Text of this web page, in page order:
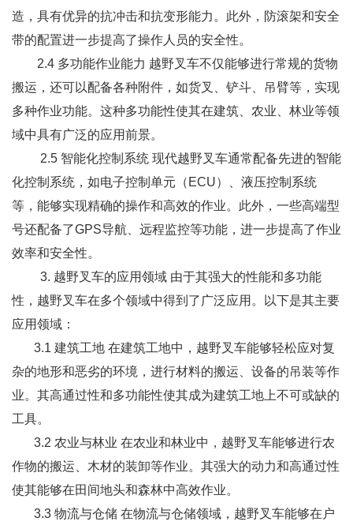
造，具有优异的抗冲击和抗变形能力。此外，防滚架和安全
带的配置进一步提高了操作人员的安全性。
2.4 多功能作业能力 越野叉车不仅能够进行常规的货物
搬运，还可以配备各种附件，如货叉、铲斗、吊臂等，实现
多种作业功能。这种多功能性使其在建筑、农业、林业等领
域中具有广泛的应用前景。
2.5 智能化控制系统 现代越野叉车通常配备先进的智能
化控制系统，如电子控制单元（ECU）、液压控制系统
等，能够实现精确的操作和高效的作业。此外，一些高端型
号还配备了GPS导航、远程监控等功能，进一步提高了作业
效率和安全性。
3. 越野叉车的应用领域 由于其强大的性能和多功能
性，越野叉车在多个领域中得到了广泛应用。以下是其主要
应用领域：
3.1 建筑工地 在建筑工地中，越野叉车能够轻松应对复
杂的地形和恶劣的环境，进行材料的搬运、设备的吊装等作
业。其高通过性和多功能性使其成为建筑工地上不可或缺的
工具。
3.2 农业与林业 在农业和林业中，越野叉车能够进行农
作物的搬运、木材的装卸等作业。其强大的动力和高通过性
使其能够在田间地头和森林中高效作业。
3.3 物流与仓储 在物流与仓储领域，越野叉车能够在户